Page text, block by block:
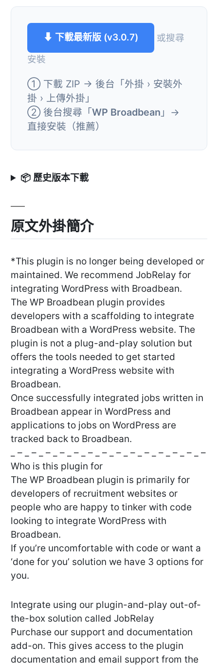
⬇ 下載最新版 (v3.0.7)
或搜尋
安裝
① 下載 ZIP → 後台「外掛 › 安裝外
掛 › 上傳外掛」
② 後台搜尋「WP Broadbean 」→
直接安裝（推薦）
📦 歷史版本下載
原文外掛簡介
*This plugin is no longer being developed or
maintained. We recommend JobRelay for
integrating WordPress with Broadbean.
The WP Broadbean plugin provides
developers with a scaffolding to integrate
Broadbean with a WordPress website. The
plugin is not a plug-and-play solution but
offers the tools needed to get started
integrating a WordPress website with
Broadbean.
Once successfully integrated jobs written in
Broadbean appear in WordPress and
applications to jobs on WordPress are
tracked back to Broadbean.
_ – _ – _ – _ – _ – _ – _ – _ – _ – _ – _ – _ – _ – _ –
Who is this plugin for
The WP Broadbean plugin is primarily for
developers of recruitment websites or
people who are happy to tinker with code
looking to integrate WordPress with
Broadbean.
If you’re uncomfortable with code or want a
‘done for you’ solution we have 3 options for
you.
Integrate using our plugin-and-play out-of-
the-box solution called JobRelay
Purchase our support and documentation
add-on. This gives access to the plugin
documentation and email support from the